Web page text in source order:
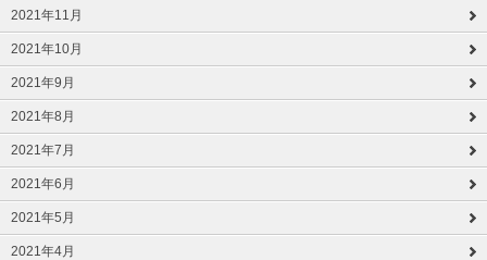
2021年11月
2021年10月
2021年9月
2021年8月
2021年7月
2021年6月
2021年5月
2021年4月